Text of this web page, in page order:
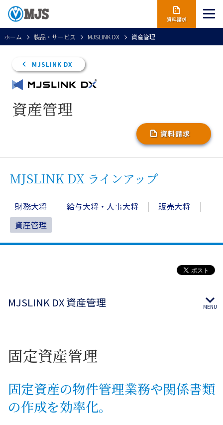
資料請求
ホーム 製品・サービス MJSLINK DX 資産管理
MJSLINK DX
資産管理
資料請求
MJSLINK DX ラインアップ
財務大将 給与大将・人事大将
販売大将
資産管理
MJSLINK DX 資産管理
固定資産管理
固定資産の物件管理業務や関係書類
の作成を効率化。